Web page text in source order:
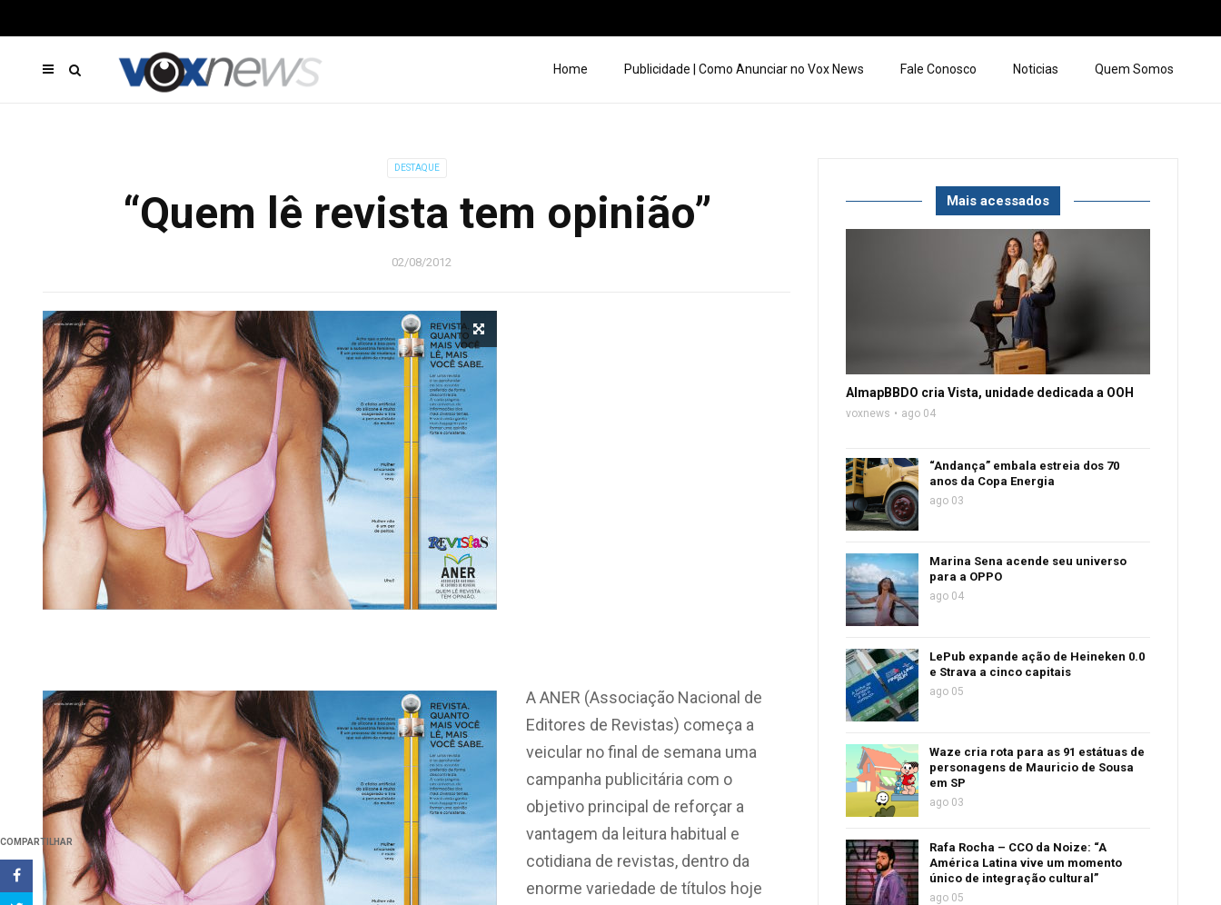
Home Publicidade | Como Anunciar no Vox News Fale Conosco Noticias Quem Somos
DESTAQUE
“Quem lê revista tem opinião”
02/08/2012
COMPARTILHAR
A ANER (Associação Nacional de
Editores de Revistas) começa a
veicular no final de semana uma
campanha publicitária com o
objetivo principal de reforçar a
vantagem da leitura habitual e
cotidiana de revistas, dentro da
enorme variedade de títulos hoje
Mais acessados
AlmapBBDO cria Vista, unidade dedicada a OOH
voxnews ago 04
“Andança” embala estreia dos 70
anos da Copa Energia
ago 03
Marina Sena acende seu universo
para a OPPO
ago 04
LePub expande ação de Heineken 0.0
e Strava a cinco capitais
ago 05
Waze cria rota para as 91 estátuas de
personagens de Mauricio de Sousa
em SP
ago 03
Rafa Rocha – CCO da Noize: “A
América Latina vive um momento
único de integração cultural”
ago 05